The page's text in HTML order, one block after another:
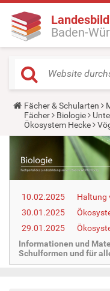
Baden-
Y
o
u
a
h
e
r
:
Fächer & Schularten
Fächer
Biologie
Ökosystem Hecke
10.02.2025
Haltung
30.01.2025
29.01.2025
Informationen und
Schulformen und für